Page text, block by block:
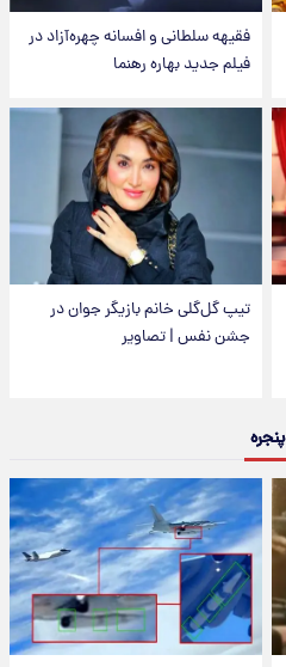
فقیهه سلطانی و افسانه چهره‌آزاد در
فیلم جدید بهاره رهنما
تیپ گل‌گلی خانم بازیگر جوان در
جشن نفس | تصاویر
پنجره